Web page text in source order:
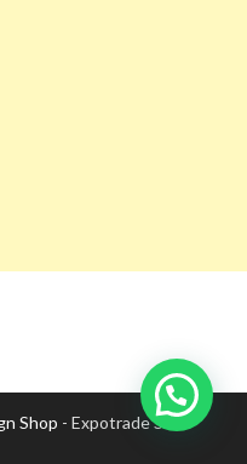
Shop - Expotrade S.A.